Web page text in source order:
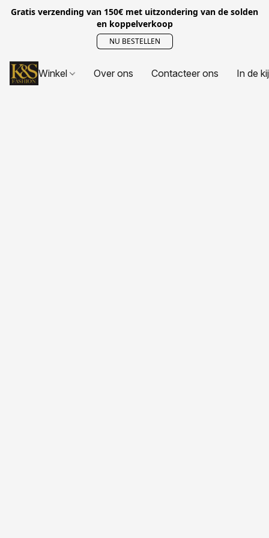
Gratis verzending van 150€ met uitzondering van de solden
en koppelverkoop
NU BESTELLEN
Winkel Over ons Contacteer ons In de